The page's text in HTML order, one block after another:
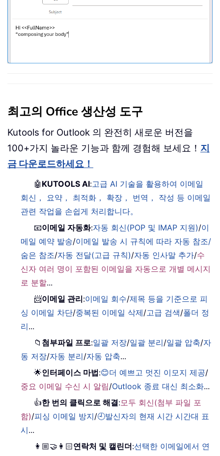
최고의 Office 생산성 도구
Kutools for Outlook 의 완전히 새로운 버전을
100+가지 놀라운 기능과 함께 경험해 보세요！ 지
금 다운로드하세요！
🤖 KUTOOLS AI:고급 AI 기술을 활용하여 이메일
회신， 요약， 최적화， 확장， 번역， 작성 등 이메일
관련 작업을 손쉽게 처리합니다。
📧이메일 자동화:자동 회신(POP 및 IMAP 지원)/이
메일 예약 발송/이메일 발송 시 규칙에 따라 자동 참조/
숨은 참조/자동 전달(고급 규칙)/자동 인사말 추가/수
신자 여러 명이 포함된 이메일을 자동으로 개별 메시지
로 분할...
📨이메일 관리:이메일 회수/제목 등을 기준으로 피
싱 이메일 차단/중복된 이메일 삭제/고급 검색/폴더 정
리...
📁 첨부파일 프로:일괄 저장/일괄 분리/일괄 압축/자
동 저장/자동 분리/자동 압축...
🌟인터페이스 마법:😊더 예쁘고 멋진 이모지 제공/
중요 이메일 수신 시 알림/Outlook 종료 대신 최소화...
👍한 번의 클릭으로 해결:모두 회신(첨부 파일 포
함)/피싱 이메일 방지/🕘발신자의 현재 시간 시간대 표
시...
👩🏼‍🤝‍👩🏻연락처 및 캘린더:선택한 이메일에서 연